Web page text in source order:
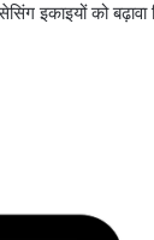
इकाइयों को बढ़ावा